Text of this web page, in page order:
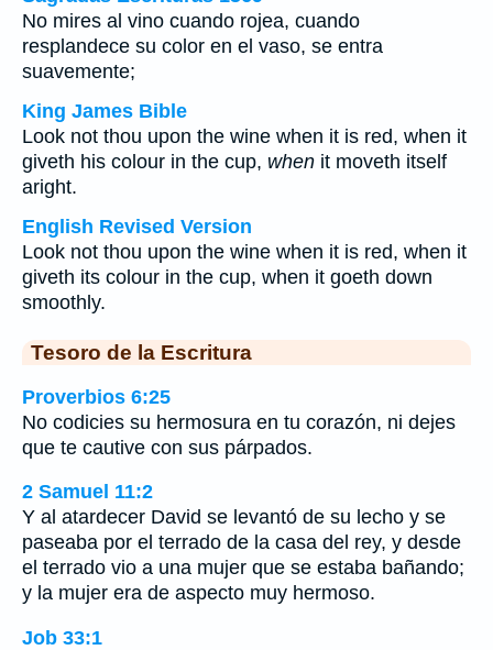
No mires al vino cuando rojea, cuando
resplandece su color en el vaso, se entra
suavemente;
King James Bible
Look not thou upon the wine when it is red, when it
giveth his colour in the cup, when it moveth itself
aright.
English Revised Version
Look not thou upon the wine when it is red, when it
giveth its colour in the cup, when it goeth down
smoothly.
Tesoro de la Escritura
Proverbios 6:25
No codicies su hermosura en tu corazón, ni dejes
que te cautive con sus párpados.
2 Samuel 11:2
Y al atardecer David se levantó de su lecho y se
paseaba por el terrado de la casa del rey, y desde
el terrado vio a una mujer que se estaba bañando;
y la mujer era de aspecto muy hermoso.
Job 33:1